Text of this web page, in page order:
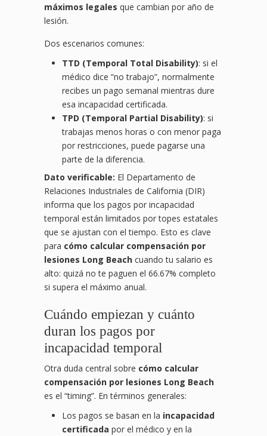
máximos legales que cambian por año de
lesión.
Dos escenarios comunes:
TTD (Temporal Total Disability): si el
médico dice “no trabajo”, normalmente
recibes un pago semanal mientras dure
esa incapacidad certificada.
TPD (Temporal Partial Disability): si
trabajas menos horas o con menor paga
por restricciones, puede pagarse una
parte de la diferencia.
Dato verificable: El Departamento de
Relaciones Industriales de California (DIR)
informa que los pagos por incapacidad
temporal están limitados por topes estatales
que se ajustan con el tiempo. Esto es clave
para cómo calcular compensación por
lesiones Long Beach cuando tu salario es
alto: quizá no te paguen el 66.67% completo
si supera el máximo anual.
Cuándo empiezan y cuánto
duran los pagos por
incapacidad temporal
Otra duda central sobre cómo calcular
compensación por lesiones Long Beach
es el “timing”. En términos generales:
Los pagos se basan en la incapacidad
certificada por el médico y en la